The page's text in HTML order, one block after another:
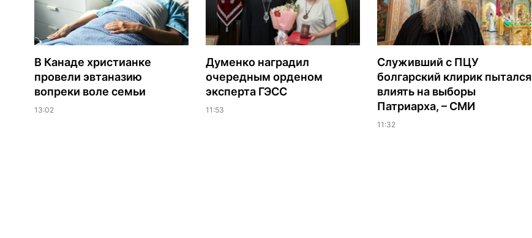
В Канаде христианке
провели эвтаназию
вопреки воле семьи
13:02
Думенко наградил
очередным орденом
эксперта ГЭСС
11:53
Служивший с ПЦУ
болгарский клирик пытался
влиять на выборы
Патриарха, – СМИ
11:32